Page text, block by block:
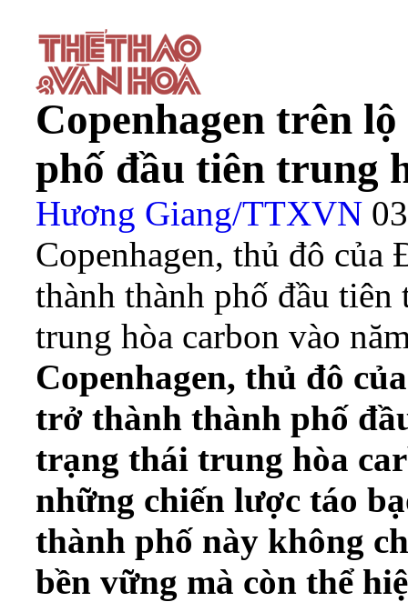
Copenhagen trên
phố đầu tiên trung
Hương Giang/TTXVN
Copenhagen, thủ đô
thành thành phố đầu
trung hòa carbon vào
Copenhagen, thủ đô
trở thành thành phố
trạng thái trung hòa
những chiến lược táo
thành phố này không
bền vững mà còn thể